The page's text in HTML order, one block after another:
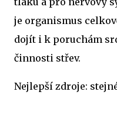
je organismus
dojít i k poruchám
činnosti střev.
Nejlepší zdroje: